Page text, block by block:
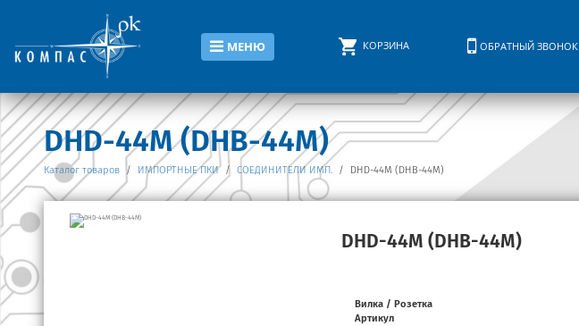
МЕНЮ КОРЗИНА ОБРАТНЫЙ ЗВОНОК
DHD-44M (DHB-44M)
Каталог товаров / ИМПОРТНЫЕ ПКИ / СОЕДИНИТЕЛИ ИМП. / DHD-44M (DHB-44M)
DHD-44M (DHB-44M)
Вилка / Розетка
Артикул